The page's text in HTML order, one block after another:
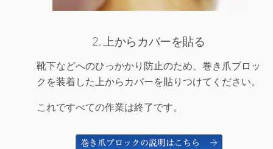
2. 上からカバーを貼る
靴下などへのひっかかり防止のため、巻き爪ブロッ
クを装着した上からカバーを貼りつけてください。
これですべての作業は終了です。